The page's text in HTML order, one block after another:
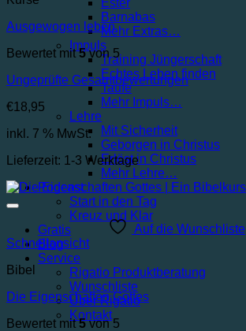
Ester
Barnabas
Mehr Extras…
Impuls
Training Jüngerschaft
Echtes Leben finden
Taufe
Mehr Impuls…
Lehre
Mit Sicherheit
Geborgen in Christus
Erlöst in Christus
Mehr Lehre…
Podcast
Start in den Tag
Kreuz und Klar
Gratis
Blog
Service
Rigatio Produktberatung
Wunschliste
Über Rigatio
Kontakt
Ausgewogen leben
Bewertet mit5von 5
Ungeprüfte Gesamtbewertungen
€18,95
inkl. 7 % MwSt.
Lieferzeit: 1-3 Werktage
Auf die Wunschliste
Schnellansicht
Bibel
Die Eigenschaften Gottes
Bewertet mit5von 5